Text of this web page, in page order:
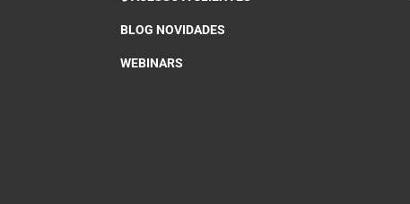
BLOG NOVIDADES
WEBINARS